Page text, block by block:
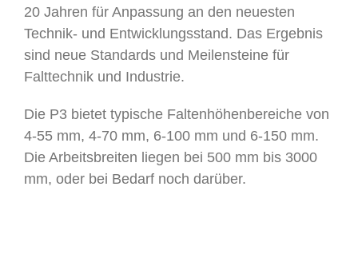
20 Jahren für Anpassung an den neuesten
Technik- und Entwicklungsstand. Das Ergebnis
sind neue Standards und Meilensteine für
Falttechnik und Industrie.
Die P3 bietet typische Faltenhöhenbereiche von
4-55 mm, 4-70 mm, 6-100 mm und 6-150 mm.
Die Arbeitsbreiten liegen bei 500 mm bis 3000
mm, oder bei Bedarf noch darüber.